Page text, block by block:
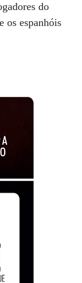
do
os espanhóis